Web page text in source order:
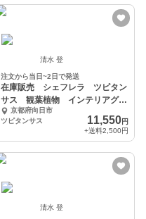
清水 登
注文から当日~2日で発送
在庫販売 シェフレラ ツピタン
サス 観葉植物 インテリアグリ
ーン 室内 人気
京都府向日市
ツピタンサス
11,550円
+送料2,500円
清水 登